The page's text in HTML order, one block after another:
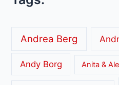
Andrea Berg
Andy Borg Anita &